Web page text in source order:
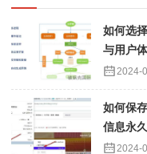
如何选
与用户
2024-
如何保
信息永
2024-